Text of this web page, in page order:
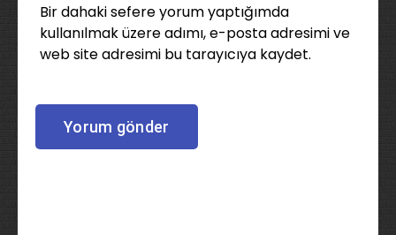
Bir dahaki sefere yorum yaptığımda
kullanılmak üzere adımı, e-posta adresimi ve
web site adresimi bu tarayıcıya kaydet.